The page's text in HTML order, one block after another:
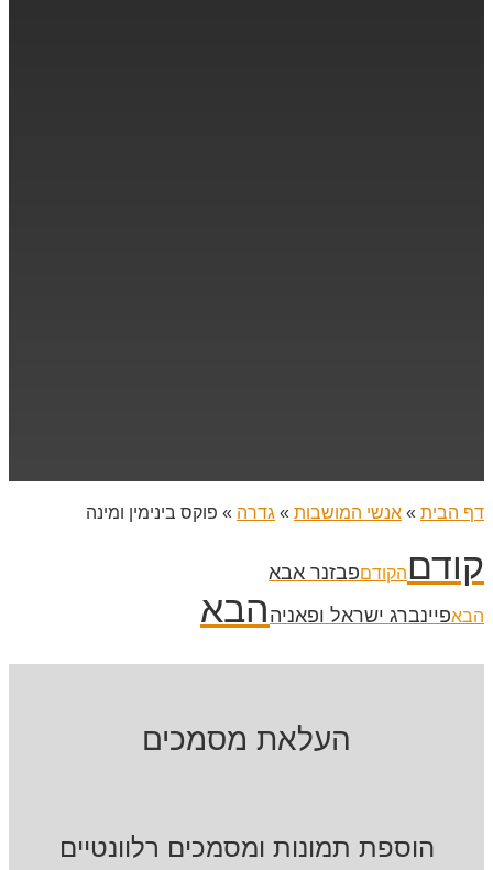
דף הבית » אנשי המושבות » גדרה » פוקס בינימין ומינה
קודם הקודםפבזנר אבא
הבאפיינברג ישראל ופאניה הבא
העלאת מסמכים
הוספת תמונות ומסמכים רלוונטיים